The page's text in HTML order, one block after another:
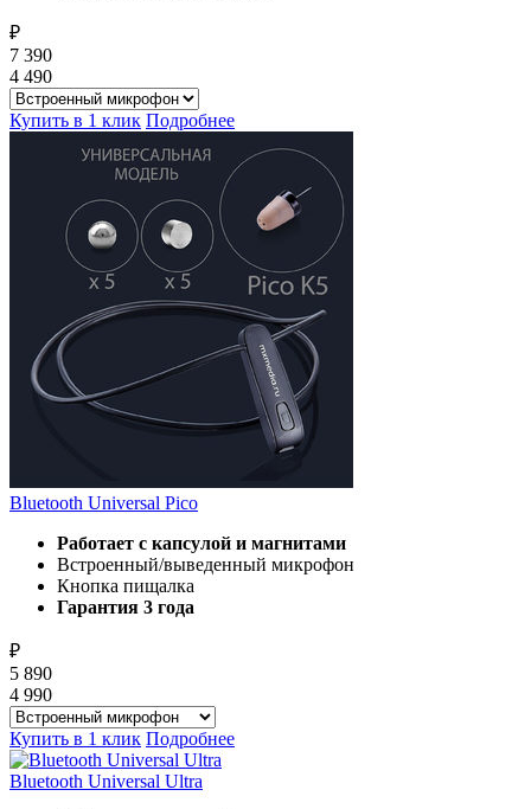
₽
7 390
4 490
Купить в 1 клик Подробнее
Bluetooth Universal Pico
Работает с капсулой и магнитами
Встроенный/выведенный микрофон
Кнопка пищалка
Гарантия 3 года
₽
5 890
4 990
Купить в 1 клик Подробнее
Bluetooth Universal Ultra